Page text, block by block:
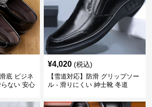
底 ビジネ
ない 安心
¥4,020 (税込)
【雪道対応】防滑 グリップソー
ル - 滑りにくい 紳士靴 冬道